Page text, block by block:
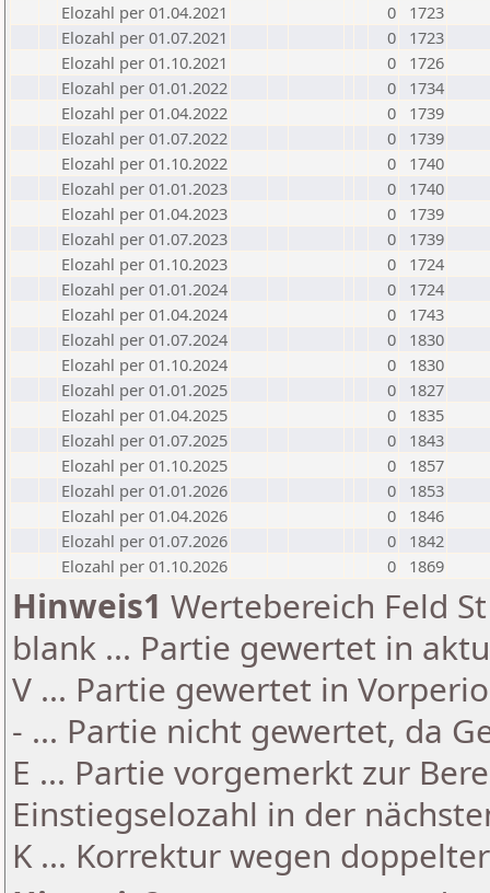
Elozahl per 01.04.2021
0
1723
Elozahl per 01.07.2021
0
1723
Elozahl per 01.10.2021
0
1726
Elozahl per 01.01.2022
0
1734
Elozahl per 01.04.2022
0
1739
Elozahl per 01.07.2022
0
1739
Elozahl per 01.10.2022
0
1740
Elozahl per 01.01.2023
0
1740
Elozahl per 01.04.2023
0
1739
Elozahl per 01.07.2023
0
1739
Elozahl per 01.10.2023
0
1724
Elozahl per 01.01.2024
0
1724
Elozahl per 01.04.2024
0
1743
Elozahl per 01.07.2024
0
1830
Elozahl per 01.10.2024
0
1830
Elozahl per 01.01.2025
0
1827
Elozahl per 01.04.2025
0
1835
Elozahl per 01.07.2025
0
1843
Elozahl per 01.10.2025
0
1857
Elozahl per 01.01.2026
0
1853
Elozahl per 01.04.2026
0
1846
Elozahl per 01.07.2026
0
1842
Elozahl per 01.10.2026
0 1869
Hinweis1 Wertebereich Feld
blank ... Partie gewertet in
V ... Partie gewertet in
- ... Partie nicht gewertet, da
E ... Partie vorgemerkt zur
Einstiegselozahl in der
K ... Korrektur wegen